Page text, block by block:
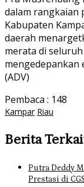
dalam rangkaian
Kabupaten
daerah
merata di
mengedepankan
(ADV)
Pembaca : 148
Kampar Riau
Berita
Putra Deddy
Prestasi di